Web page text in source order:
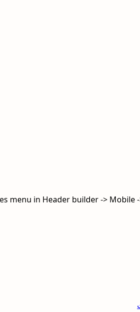
menu in Header builder -> Mobile